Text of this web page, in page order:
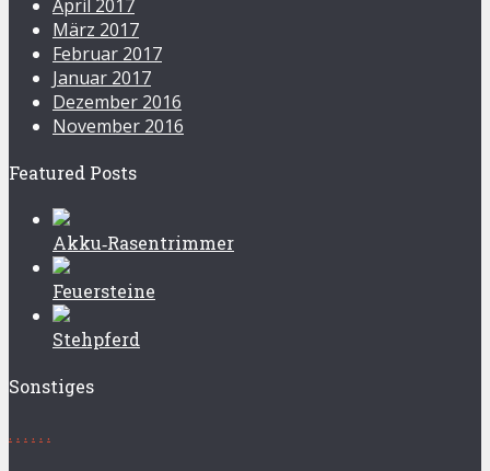
April 2017
März 2017
Februar 2017
Januar 2017
Dezember 2016
November 2016
Featured Posts
Akku‑Rasentrimmer
Feuersteine
Stehpferd
Sonstiges
. . . . . .